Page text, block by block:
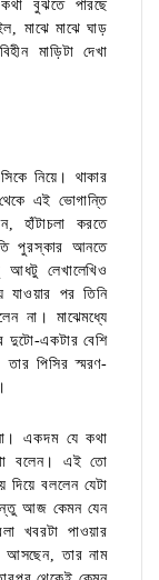
বুঝতে পারছে
মাঝে মাঝে ঘাড়
মাড়িটা দেখা
নিয়ে। থাকার
এই ভোগান্তি
হাঁটাচলা করতে
পুরস্কার আনতে
আধটু লেখালেখিও
পর তিনি
না। মাঝেমধ্যে
দুটো-একটার বেশি
পিসির স্মরণ-
একদম যে কথা
বলেন। এই তো
দিয়ে বললেন যেটা
আজ কেমন যেন
খবরটা পাওয়ার
আসছেন, তার নাম